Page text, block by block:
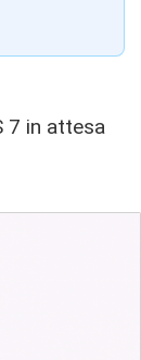
7 in attesa